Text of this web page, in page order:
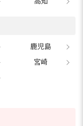
鹿児島
宮崎